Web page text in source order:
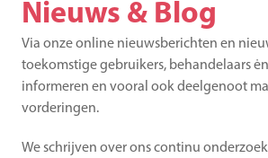
Nieuws & Blog
Via onze online nieuwsberichten en
toekomstige gebruikers, behandelaars
informeren en vooral ook deelgenoot
vorderingen.
We schrijven over ons continu